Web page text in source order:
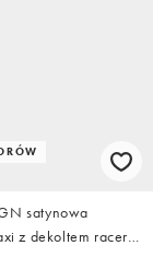
satynowa
z dekoltem racer